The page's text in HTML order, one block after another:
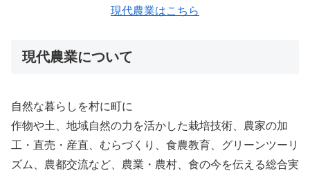
現代農業はこちら
現代農業について
自然な暮らしを村に町に
作物や土、地域自然の力を活かした栽培技術、農家の加
工・直売・産直、むらづくり、食農教育、グリーンツーリ
ズム、農都交流など、農業・農村、食の今を伝える総合実